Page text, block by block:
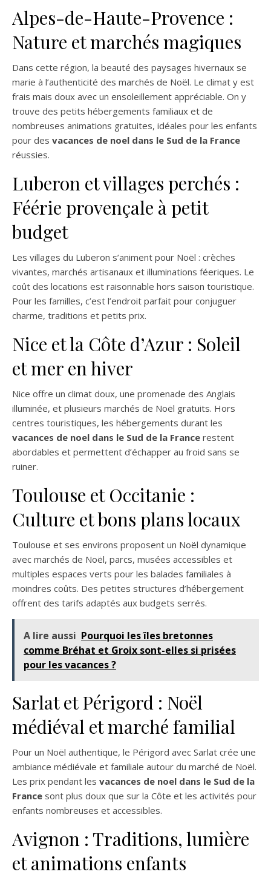
Alpes-de-Haute-Provence :
Nature et marchés magiques
Dans cette région, la beauté des paysages hivernaux se
marie à l’authenticité des marchés de Noël. Le climat y est
frais mais doux avec un ensoleillement appréciable. On y
trouve des petits hébergements familiaux et de
nombreuses animations gratuites, idéales pour les enfants
pour des vacances de noel dans le Sud de la France
réussies.
Luberon et villages perchés :
Féérie provençale à petit
budget
Les villages du Luberon s’animent pour Noël : crèches
vivantes, marchés artisanaux et illuminations féeriques. Le
coût des locations est raisonnable hors saison touristique.
Pour les familles, c’est l’endroit parfait pour conjuguer
charme, traditions et petits prix.
Nice et la Côte d’Azur : Soleil
et mer en hiver
Nice offre un climat doux, une promenade des Anglais
illuminée, et plusieurs marchés de Noël gratuits. Hors
centres touristiques, les hébergements durant les
vacances de noel dans le Sud de la France ​ restent
abordables et permettent d’échapper au froid sans se
ruiner.
Toulouse et Occitanie :
Culture et bons plans locaux
Toulouse et ses environs proposent un Noël dynamique
avec marchés de Noël, parcs, musées accessibles et
multiples espaces verts pour les balades familiales à
moindres coûts. Des petites structures d’hébergement
offrent des tarifs adaptés aux budgets serrés.
A lire aussi Pourquoi les îles bretonnes
comme Bréhat et Groix sont-elles si prisées
pour les vacances ?
Sarlat et Périgord : Noël
médiéval et marché familial
Pour un Noël authentique, le Périgord avec Sarlat crée une
ambiance médiévale et familiale autour du marché de Noël.
Les prix pendant les vacances de noel dans le Sud de la
France ​ sont plus doux que sur la Côte et les activités pour
enfants nombreuses et accessibles.
Avignon : Traditions, lumière
et animations enfants